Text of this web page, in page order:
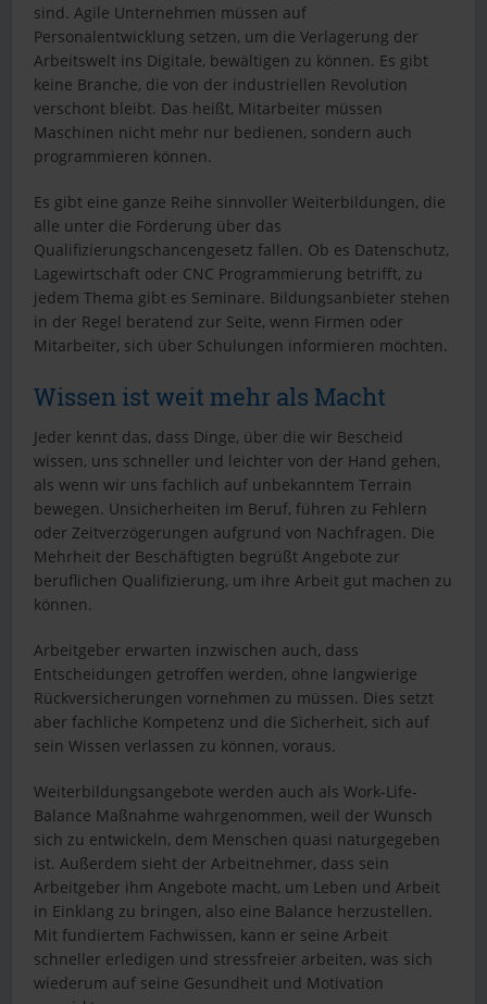
sind. Agile Unternehmen müssen auf
Personalentwicklung setzen, um die Verlagerung der
Arbeitswelt ins Digitale, bewältigen zu können. Es gibt
keine Branche, die von der industriellen Revolution
verschont bleibt. Das heißt, Mitarbeiter müssen
Maschinen nicht mehr nur bedienen, sondern auch
programmieren können.
Es gibt eine ganze Reihe sinnvoller Weiterbildungen, die
alle unter die Förderung über das
Qualifizierungschancengesetz fallen. Ob es Datenschutz,
Lagewirtschaft oder CNC Programmierung betrifft, zu
jedem Thema gibt es Seminare. Bildungsanbieter stehen
in der Regel beratend zur Seite, wenn Firmen oder
Mitarbeiter, sich über Schulungen informieren möchten.
Wissen ist weit mehr als Macht
Jeder kennt das, dass Dinge, über die wir Bescheid
wissen, uns schneller und leichter von der Hand gehen,
als wenn wir uns fachlich auf unbekanntem Terrain
bewegen. Unsicherheiten im Beruf, führen zu Fehlern
oder Zeitverzögerungen aufgrund von Nachfragen. Die
Mehrheit der Beschäftigten begrüßt Angebote zur
beruflichen Qualifizierung, um ihre Arbeit gut machen zu
können.
Arbeitgeber erwarten inzwischen auch, dass
Entscheidungen getroffen werden, ohne langwierige
Rückversicherungen vornehmen zu müssen. Dies setzt
aber fachliche Kompetenz und die Sicherheit, sich auf
sein Wissen verlassen zu können, voraus.
Weiterbildungsangebote werden auch als Work-Life-
Balance Maßnahme wahrgenommen, weil der Wunsch
sich zu entwickeln, dem Menschen quasi naturgegeben
ist. Außerdem sieht der Arbeitnehmer, dass sein
Arbeitgeber ihm Angebote macht, um Leben und Arbeit
in Einklang zu bringen, also eine Balance herzustellen.
Mit fundiertem Fachwissen, kann er seine Arbeit
schneller erledigen und stressfreier arbeiten, was sich
wiederum auf seine Gesundheit und Motivation